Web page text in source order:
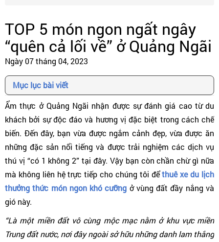
TOP 5 món ngon ngất ngây
“quên cả lối về” ở Quảng Ngãi
Ngày 07 tháng 04, 2023
Mục lục bài viết
Ẩm thực ở Quảng Ngãi nhận được sự đánh giá cao từ du
khách bởi sự độc đáo và hương vị đặc biệt trong cách chế
biến. Đến đây, bạn vừa được ngắm cảnh đẹp, vừa được ăn
những đặc sản nổi tiếng và được trải nghiệm các dịch vụ
thú vị “có 1 không 2” tại đây. Vậy bạn còn chần chừ gì nữa
mà không liên hệ trực tiếp cho chúng tôi đểthuê xe du lịch
thưởng thức món ngon khó cưỡng ở vùng đất đầy nắng và
gió này.
“Là một miền đất vô cùng mộc mạc nằm ở khu vực miền
Trung đất nước, nơi đây ngoài sở hữu những danh lam thắng